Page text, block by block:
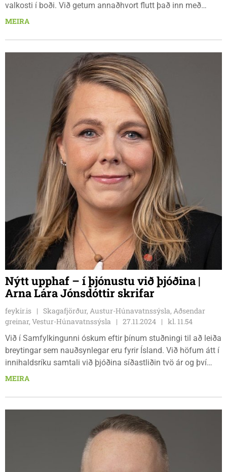
valkosti í boði. Við getum annaðhvort flutt það inn með
skipum eða flugi, og borgað mikla álagningu fyrir vöru sem
rækta fyrsta flokks grænmeti á Íslandi.
MEIRA
Nýtt upphaf – í þjónustu við þjóðina |
Arna Lára Jónsdóttir skrifar
feykir.is
Skagafjörður, Austur-Húnavatnssýsla, Aðsendar
greinar, Vestur-Húnavatnssýsla
27.11.2024
kl. 11.54
Við í Samfylkingunni óskum eftir þínum stuðningi til að leiða
breytingar sem nauðsynlegar eru fyrir Ísland. Við höfum átt í
innihaldsríku samtali við þjóðina síðastliðin tvö ár og því
ætlum við að halda áfram. Það að vera í þjónustu við
landinu. Það höfum við gert og ætlum að gera áfram. Þetta
samtal er grunnurinn að stefnu Samfylkingarinnar fyrir
þessar kosningar sem birtist í Planinu, þremur útfærðum
tillögum í efnahagsmálum, velferðarmálum og atvinnu- og
MEIRA